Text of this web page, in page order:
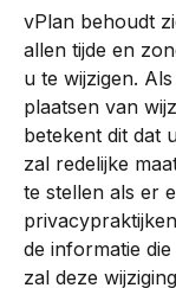
vPlan behoudt
allen tijde en
u te wijzigen.
plaatsen van
betekent dit dat
zal redelijke
te stellen als er
de informatie
zal deze